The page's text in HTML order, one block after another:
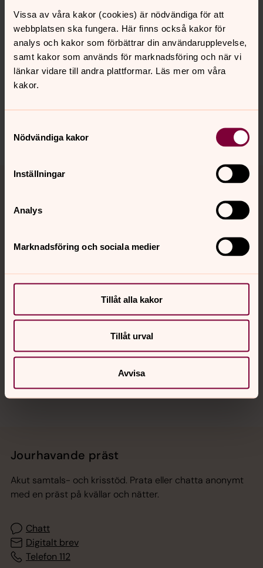
Vissa av våra kakor (cookies) är nödvändiga för att
webbplatsen ska fungera. Här finns också kakor för
analys och kakor som förbättrar din användarupplevelse,
samt kakor som används för marknadsföring och när vi
länkar vidare till andra plattformar. Läs mer om våra
kakor.
Nödvändiga kakor
Inställningar
Analys
Marknadsföring och sociala medier
Tillåt alla kakor
Tillåt urval
Avvisa
Senast ändrad 25 juni 2026
Synpunkter eller frågor på sidans
innehåll?
munkedal.forsamling@svenskakyrkan.se
Dela
Tillbaka till toppen
Tillbaka till innehållet
Kalender
Hitta snabbt
Sociala kanaler
Jourhavande präst
Akut samtals- och krisstöd. Prata eller chatta anonymt
med en präst på kvällar och nätter.
Chatt
Digitalt brev
Telefon 112